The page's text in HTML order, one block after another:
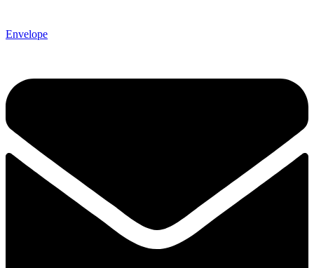
Envelope